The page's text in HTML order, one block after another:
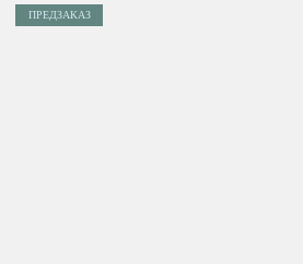
ПРЕДЗАКАЗ